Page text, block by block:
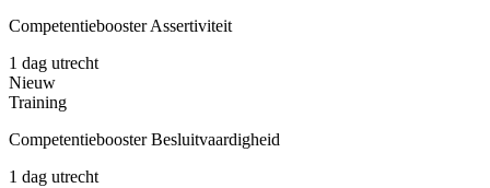
Competentiebooster Assertiviteit
1 dag utrecht
Nieuw
Training
Competentiebooster Besluitvaardigheid
1 dag utrecht